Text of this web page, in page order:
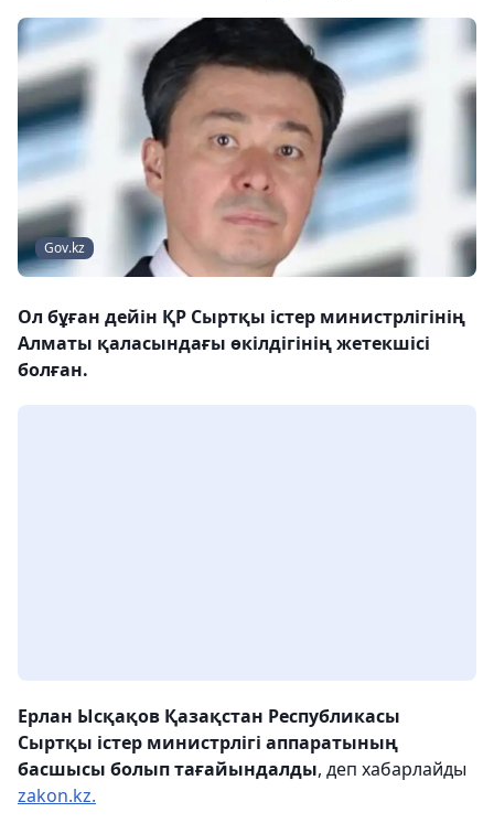
Gov.kz
Ол бұған дейін ҚР Сыртқы істер министрлігінің
Алматы қаласындағы өкілдігінің жетекшісі
болған.
Ерлан Ысқақов Қазақстан Республикасы
Сыртқы істер министрлігі аппаратының
басшысы болып тағайындалды, деп хабарлайды
zakon.kz.